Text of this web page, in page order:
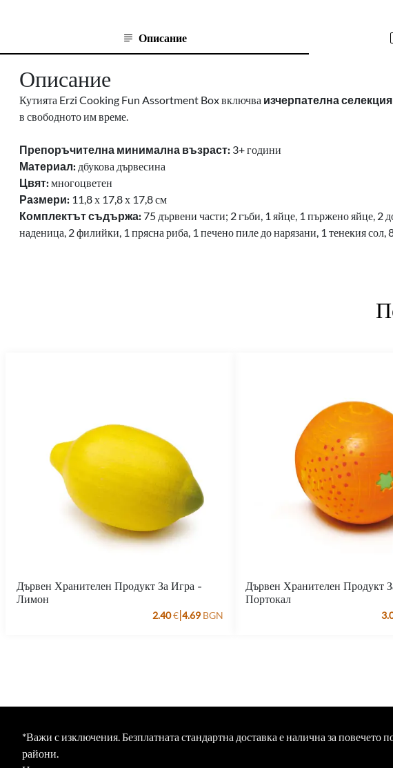
Описание
Описание
Кутията Erzi Cooking Fun Assortment Box включва изчерпателна
в свободното им време.
Препоръчителна минимална възраст: 3+ години
Материал: дбукова дървесина
Цвят: многоцветен
Размери: 11,8 х 17,8 х 17,8 см
Комплектът съдържа: 75 дървени части; 2 гъби, 1 яйце, 1 пържено яйце, 2
наденица, 2 филийки, 1 прясна риба, 1 печено пиле до нарязани, 1 тенекия
Дървен Хранителен Продукт За Игра -
Лимон
2.40€|4.69 BGN
Дървен Хранителен Продукт
Портокал
*Важи с изключения. Безплатната стандартна доставка е налична за
райони.